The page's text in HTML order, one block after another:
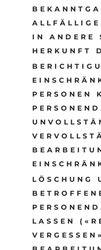
IN ANDERE
HERKUNFT
PERSONEN
LÖSCHUNG
LASSEN